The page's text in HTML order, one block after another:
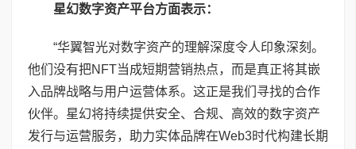
星幻数字资产平台方面表示：
“华翼智光对数字资产的理解深度令人印象深刻。
他们没有把NFT当成短期营销热点，而是真正将其嵌
入品牌战略与用户运营体系。这正是我们寻找的合作
伙伴。星幻将持续提供安全、合规、高效的数字资产
发行与运营服务，助力实体品牌在Web3时代构建长期